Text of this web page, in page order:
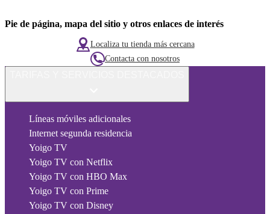
Pie de página, mapa del sitio y otros enlaces de interés
Localiza tu tienda más cercana
Contacta con nosotros
Líneas móviles adicionales
Internet segunda residencia
Yoigo TV
Yoigo TV con Netflix
Yoigo TV con HBO Max
Yoigo TV con Prime
Yoigo TV con Disney